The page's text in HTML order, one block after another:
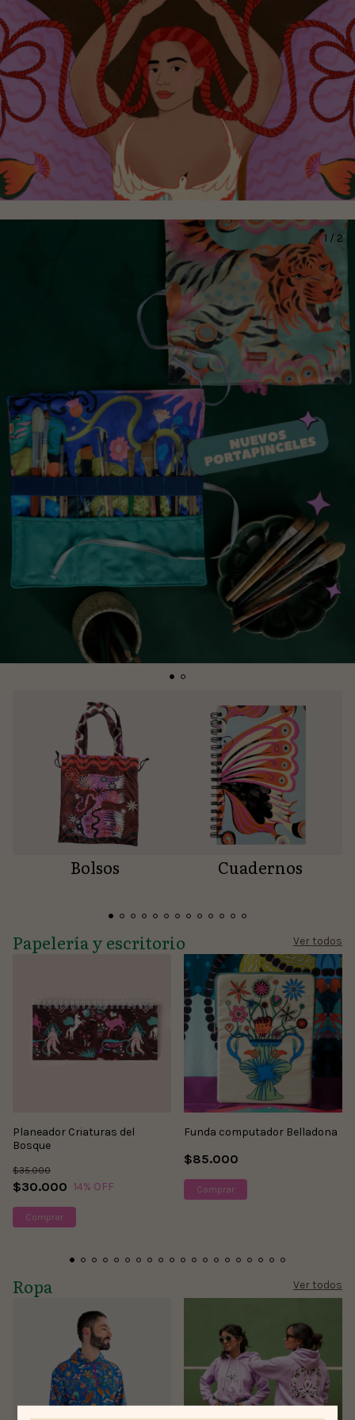
1 / 2
Bolsos Cuadernos
Papelería y escritorio Ver todos
Planeador Criaturas del
Bosque
$30.000
$35.000
14% OFF
Funda computador Belladona
$85.000
Comprar
Ropa Ver todos